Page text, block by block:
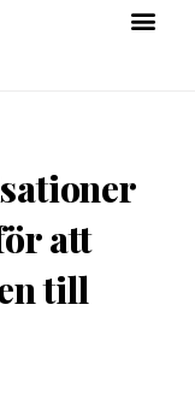
att
till